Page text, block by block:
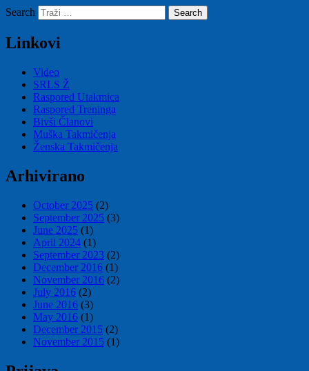
Search
Linkovi
Video
SRLS Ž
Raspored Utakmica
Raspored Treninga
Bivši Članovi
Muška Takmičenja
Ženska Takmičenja
Arhivirano
October 2025 (2)
September 2025 (3)
June 2025 (1)
April 2024 (1)
September 2023 (2)
December 2016 (1)
November 2016 (2)
July 2016 (2)
June 2016 (3)
May 2016 (1)
December 2015 (2)
November 2015 (1)